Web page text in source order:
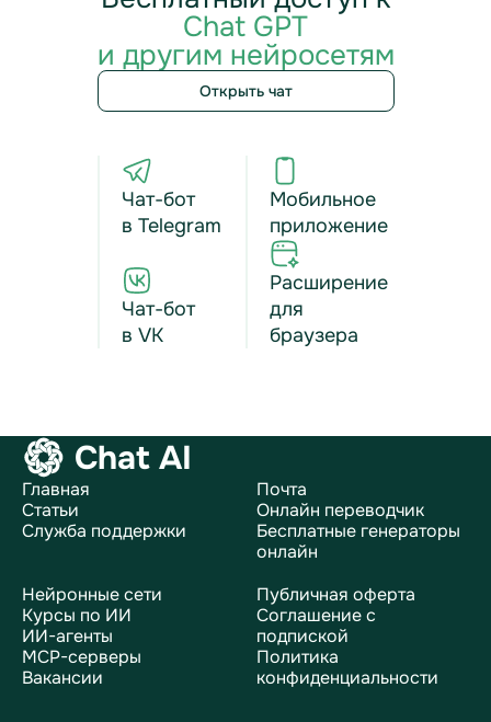
Chat GPT
и другим нейросетям
Открыть чат
Чат-бот
в Telegram
Чат-бот
в VK
Мобильное
приложение
Расширение
для
браузера
Chat AI
Главная
Статьи
Служба поддержки
Почта
Онлайн переводчик
Бесплатные генераторы
онлайн
Нейронные сети
Курсы по ИИ
ИИ-агенты
MCP-серверы
Вакансии
Публичная оферта
Соглашение с
подпиской
Политика
конфиденциальности